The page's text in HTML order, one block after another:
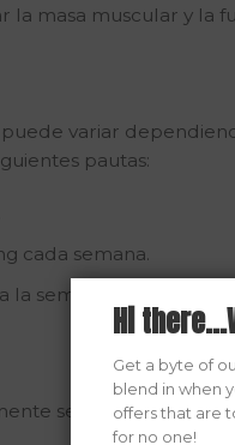
la masa muscular y la
variar
pautas:
cada semana.
semana en ciclos
se administra a
Hi
Get a byte of
blend in when
offers that are
for no one!